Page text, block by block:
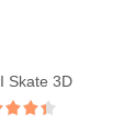
Skate 3D